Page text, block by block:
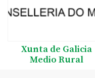
Xunta de Galicia
Medio Rural